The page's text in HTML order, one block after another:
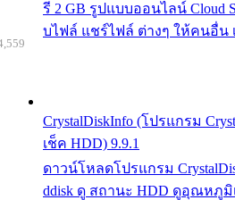
รี 2 GB รูปแบบออนไลน์ Cloud
บไฟล์ แชร์ไฟล์ ต่างๆ ให้คนอื่น
CrystalDiskInfo (โปรแกรม
เช็ค HDD) 9.9.1
ดาวน์โหลดโปรแกรม
ddisk ดู สถานะ HDD ดูอุณหภูมิ